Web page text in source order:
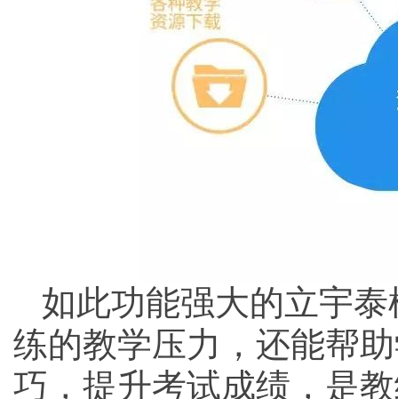
如此功能强大的立宇
练的教学压力，还能帮
巧，提升考试成绩，是